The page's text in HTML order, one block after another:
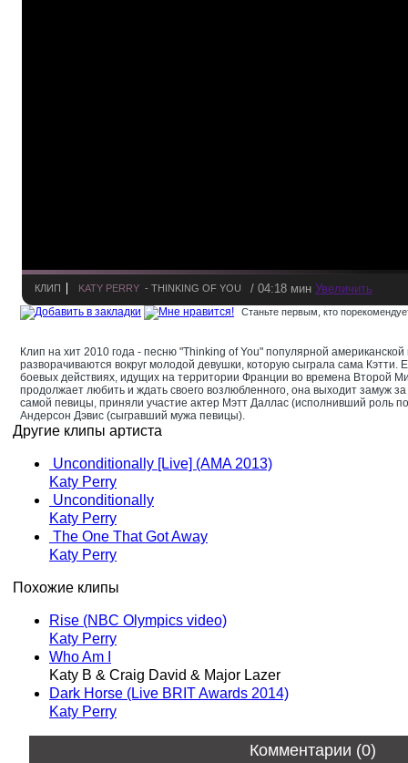
КЛИП KATY PERRY - THINKING OF YOU / 04:18 мин Увеличить
Станьте первым, кто
Клип на хит 2010 года - песню "Thinking of You" популярной
разворачиваются вокруг молодой девушки, которую сыграла сама Кэтти.
боевых действиях, идущих на территории Франции во времена Второй
продолжает любить и ждать своего возлюбленного, она выходит замуж
самой певицы, приняли участие актер Мэтт Даллас (исполнивший роль
Андерсон Дэвис (сыгравший мужа певицы).
Другие клипы артиста
Unconditionally [Live] (AMA 2013)
Katy Perry
Unconditionally
Katy Perry
The One That Got Away
Katy Perry
Похожие клипы
Rise (NBC Olympics video)
Katy Perry
Who Am I
Katy B & Craig David & Major Lazer
Dark Horse (Live BRIT Awards 2014)
Katy Perry
Комментарии (0)